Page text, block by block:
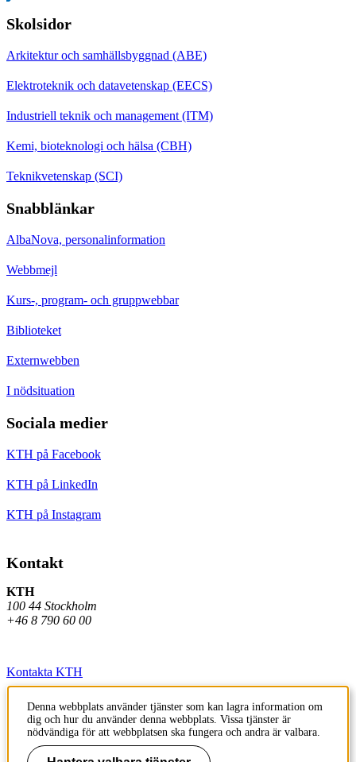
Skolsidor
Arkitektur och samhällsbyggnad (ABE)
Elektroteknik och datavetenskap (EECS)
Industriell teknik och management (ITM)
Kemi, bioteknologi och hälsa (CBH)
Teknikvetenskap (SCI)
Snabblänkar
AlbaNova, personalinformation
Webbmejl
Kurs-, program- och gruppwebbar
Biblioteket
Externwebben
I nödsituation
Sociala medier
KTH på Facebook
KTH på LinkedIn
KTH på Instagram
Kontakt
KTH
100 44 Stockholm
+46 8 790 60 00
Kontakta KTH
Jobba på KTH
Press och media
Denna webbplats använder tjänster som kan lagra information om
dig och hur du använder denna webbplats. Vissa tjänster är
nödvändiga för att webbplatsen ska fungera och andra är valbara.